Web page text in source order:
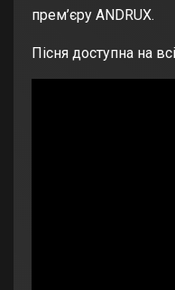
прем’єру ANDRUX.
Пісня доступна на